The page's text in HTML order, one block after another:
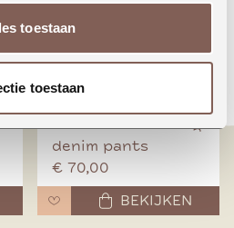
toestaan
toestaan
Booo bo choses tag
denim pants
€ 70,00
BEKIJKEN